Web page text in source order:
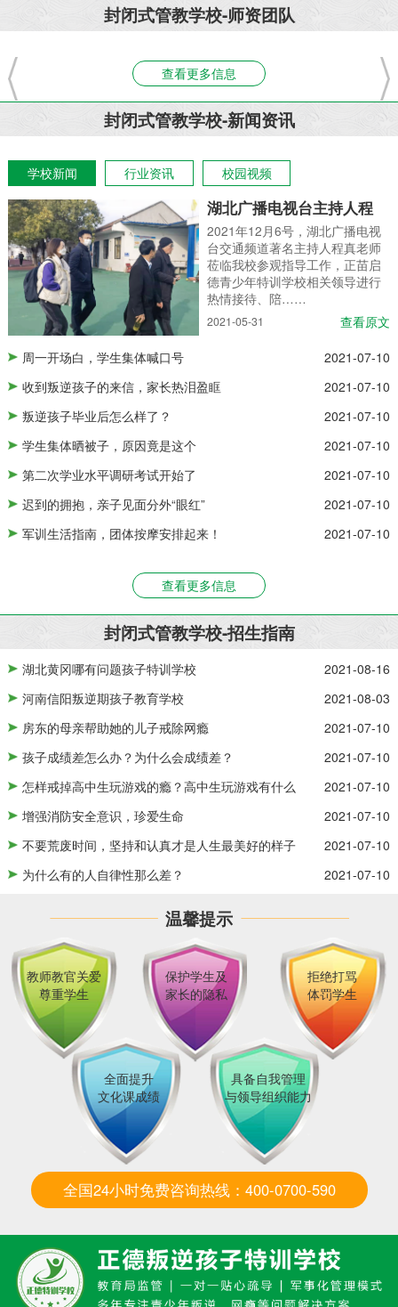
封闭式管教学校-师资团队
查看更多信息
封闭式管教学校-新闻资讯
学校新闻 行业资讯 校园视频
湖北广播电视台主持人程
2021年12月6号，湖北广播电视
台交通频道著名主持人程真老师
莅临我校参观指导工作，正苗启
德青少年特训学校相关领导进行
热情接待、陪……
2021-05-31
查看原文
周一开场白，学生集体喊口号
2021-07-10
收到叛逆孩子的来信，家长热泪盈眶
2021-07-10
叛逆孩子毕业后怎么样了？
2021-07-10
学生集体晒被子，原因竟是这个
2021-07-10
第二次学业水平调研考试开始了
2021-07-10
迟到的拥抱，亲子见面分外“眼红”
2021-07-10
军训生活指南，团体按摩安排起来！
2021-07-10
查看更多信息
封闭式管教学校-招生指南
湖北黄冈哪有问题孩子特训学校
2021-08-16
河南信阳叛逆期孩子教育学校
2021-08-03
房东的母亲帮助她的儿子戒除网瘾
2021-07-10
孩子成绩差怎么办？为什么会成绩差？
2021-07-10
怎样戒掉高中生玩游戏的瘾？高中生玩游戏有什么
2021-07-10
增强消防安全意识，珍爱生命
2021-07-10
不要荒废时间，坚持和认真才是人生最美好的样子
2021-07-10
为什么有的人自律性那么差？
2021-07-10
温馨提示
教师教官关爱
尊重学生
保护学生及
家长的隐私
拒绝打骂
体罚学生
全面提升
文化课成绩
具备自我管理
与领导组织能力
全国24小时免费咨询热线：400-0700-590